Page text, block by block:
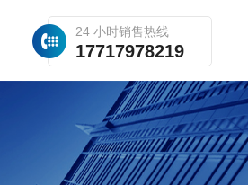
24 小时销售热线
17717978219